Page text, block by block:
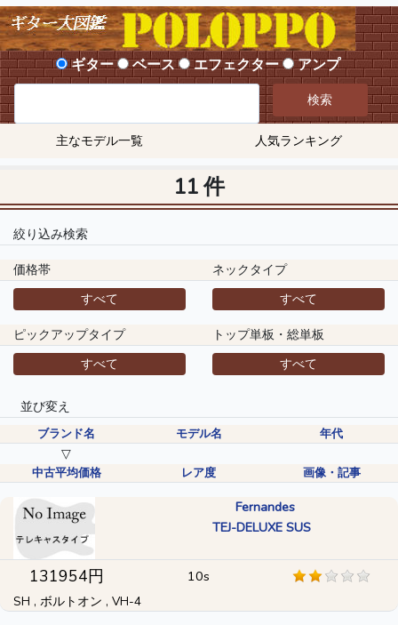
ギター ベース エフェクター アンプ
検索
主なモデル一覧 人気ランキング
11 件
絞り込み検索
価格帯
ネックタイプ
すべて
すべて
ピックアップタイプ
トップ単板・総単板
すべて
すべて
並び変え
ブランド名 モデル名 年代
▽
中古平均価格 レア度 画像・記事
Fernandes
TEJ-DELUXE SUS
131954円 10s
SH , ボルトオン , VH-4